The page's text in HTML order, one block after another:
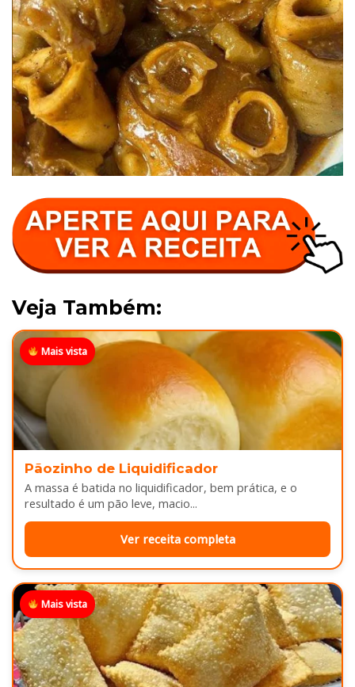
Veja Também:
Mais vista
Pãozinho de Liquidificador
A massa é batida no liquidificador, bem prática, e o
resultado é um pão leve, macio...
Ver receita completa
Mais vista